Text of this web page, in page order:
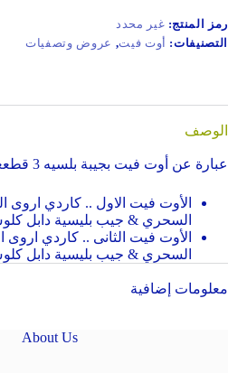
قطع
رمز المنتج: غير محدد
التصنيفات: أوت فيت, عروض وتصفيات
الوصف
عبارة عن أوت فيت بجيبة بلسيه 3 قطععن
الأوت فيت الاول .. كاردي اروى
السحري & جيب بليسية دابل
الأوت فيت الثانى .. كاردي اروى
السحري & جيب بليسية دابل
معلومات إضافية
About Us